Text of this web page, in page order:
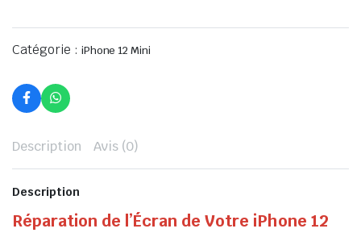
Catégorie : iPhone 12 Mini
Description Avis (0)
Description
Réparation de l’Écran de Votre iPhone 12